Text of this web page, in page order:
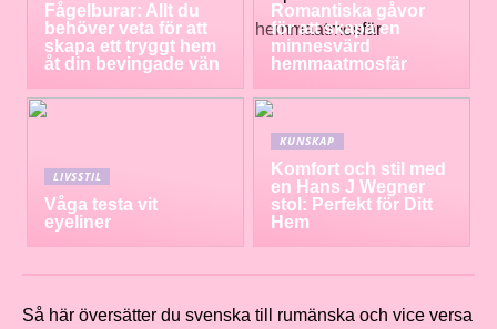
Fågelburar: Allt du
behöver veta för att
skapa ett tryggt hem
åt din bevingade vän
Romantiska gåvor
för att skapa en
minnesvärd
hemmaatmosfär
LIVSSTIL
Våga testa vit
eyeliner
KUNSKAP
Komfort och stil med
en Hans J Wegner
stol: Perfekt för Ditt
Hem
Så här översätter du svenska till rumänska och vice versa